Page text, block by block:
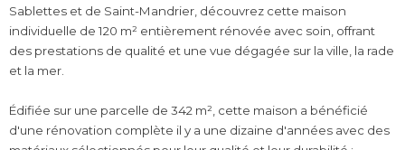
Sablettes et de Saint-Mandrier, découvrez cette maison
individuelle de 120 m² entièrement rénovée avec soin, offrant
des prestations de qualité et une vue dégagée sur la ville, la rade
et la mer.
Édifiée sur une parcelle de 342 m², cette maison a bénéficié
d'une rénovation complète il y a une dizaine d'années avec des